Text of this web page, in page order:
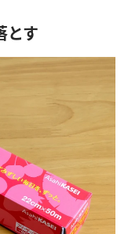
とす